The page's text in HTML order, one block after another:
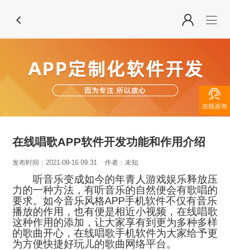
在线唱歌APP软件开发功能和作用介绍
发布时间：2021-09-16 09:31 作者：未知
听音乐变成如今的年青人游戏娱乐释放压
力的一种方法，有听音乐的自然便会有歌唱的
要求。如今音乐风格APP手机软件不仅有音乐
播放的作用，也有便是相近小视频，在线唱歌
这种作用的添加，让大家享有到更为多种多样
的歌曲开心，在线唱歌手机软件为大家给予更
为方便快捷好玩儿的歌曲网络平台。

在线咨询